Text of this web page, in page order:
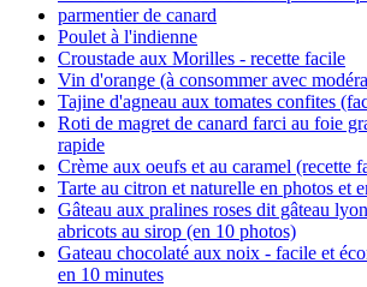
parmentier de canard
Poulet à l'indienne
Croustade aux Morilles - recette facile
Vin d'orange (à consommer avec
Tajine d'agneau aux tomates confites
Roti de magret de canard farci au foie
rapide
Crème aux oeufs et au caramel (recette
Tarte au citron et naturelle en photos et
Gâteau aux pralines roses dit gâteau
abricots au sirop (en 10 photos)
Gateau chocolaté aux noix - facile et
en 10 minutes